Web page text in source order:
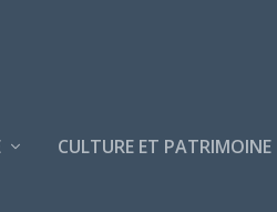
CULTURE ET PATRIMOINE